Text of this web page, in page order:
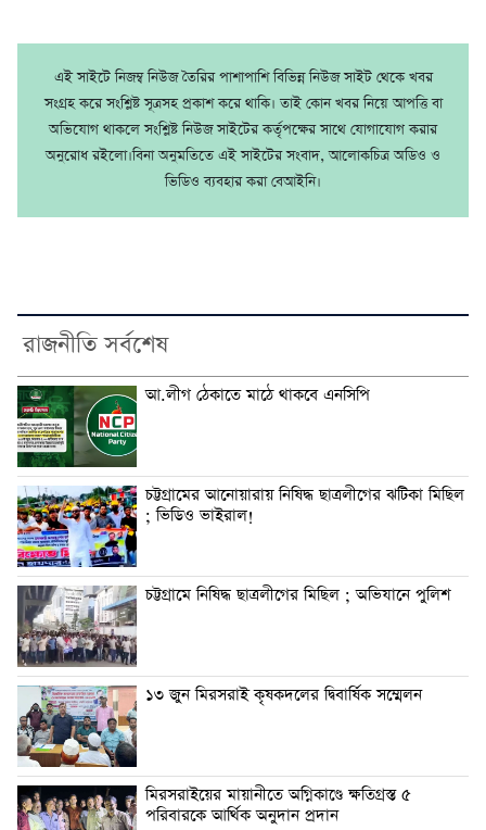
এই সাইটে নিজম্ব নিউজ তৈরির পাশাপাশি বিভিন্ন নিউজ সাইট থেকে খবর
সংগ্রহ করে সংশ্লিষ্ট সূত্রসহ প্রকাশ করে থাকি। তাই কোন খবর নিয়ে আপত্তি বা
অভিযোগ থাকলে সংশ্লিষ্ট নিউজ সাইটের কর্তৃপক্ষের সাথে যোগাযোগ করার
অনুরোধ রইলো।বিনা অনুমতিতে এই সাইটের সংবাদ, আলোকচিত্র অডিও ও
ভিডিও ব্যবহার করা বেআইনি।
রাজনীতি সর্বশেষ
আ.লীগ ঠেকাতে মাঠে থাকবে এনসিপি
চট্টগ্রামের আনোয়ারায় নিষিদ্ধ ছাত্রলীগের ঝটিকা মিছিল
; ভিডিও ভাইরাল!
চট্টগ্রামে নিষিদ্ধ ছাত্রলীগের মিছিল ; অভিযানে পুলিশ
১৩ জুন মিরসরাই কৃষকদলের দ্বিবার্ষিক সম্মেলন
মিরসরাইয়ের মায়ানীতে অগ্নিকাণ্ডে ক্ষতিগ্রস্ত ৫
পরিবারকে আর্থিক অনুদান প্রদান